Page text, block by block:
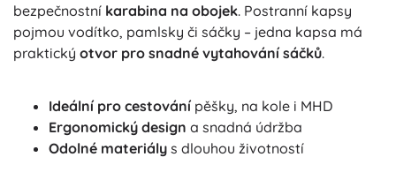
bezpečnostní karabina na obojek. Postranní kapsy
pojmou vodítko, pamlsky či sáčky – jedna kapsa má
praktický otvor pro snadné vytahování sáčků.
Ideální pro cestování pěšky, na kole i MHD
Ergonomický design a snadná údržba
Odolné materiály s dlouhou životností